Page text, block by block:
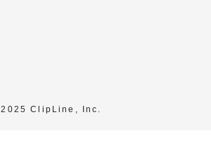
があります。
託にあたっては事前に選定
情報保護に関する契約書を交
ClipLine, Inc.